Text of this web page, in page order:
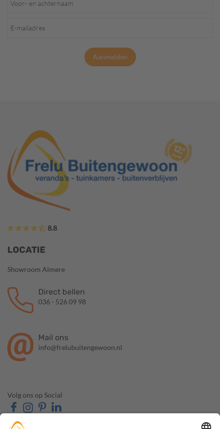
Aanmelden
8.8
LOCATIE
Showroom Almere
Direct bellen
036 - 526 09 98
Mail ons
info@frelubuitengewoon.nl
Volg ons op Social